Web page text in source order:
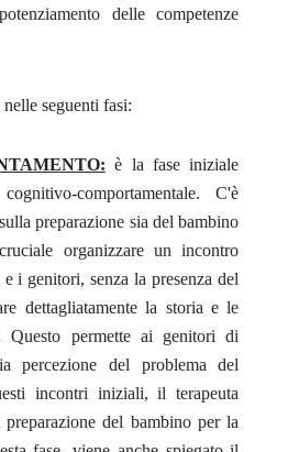
delle competenze
seguenti fasi:
è la fase iniziale
comportamentale. C'è
preparazione sia del bambino
organizzare un incontro
i genitori, senza la presenza del
dettagliatamente la storia e le
Questo permette ai genitori di
percezione del problema del
incontri iniziali, il terapeuta
del bambino per la